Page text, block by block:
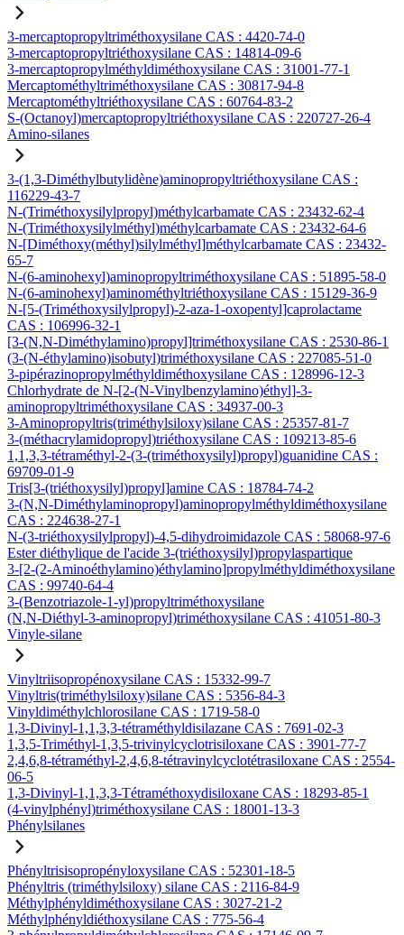
3-mercaptopropyltriméthoxysilane CAS : 4420-74-0
3-mercaptopropyltriéthoxysilane CAS : 14814-09-6
3-mercaptopropylméthyldiméthoxysilane CAS : 31001-77-1
Mercaptométhyltriméthoxysilane CAS : 30817-94-8
Mercaptométhyltriéthoxysilane CAS : 60764-83-2
S-(Octanoyl)mercaptopropyltriéthoxysilane CAS : 220727-26-4
Amino-silanes
3-(1,3-Diméthylbutylidène)aminopropyltriéthoxysilane CAS :
116229-43-7
N-(Triméthoxysilylpropyl)méthylcarbamate CAS : 23432-62-4
N-(Triméthoxysilylméthyl)méthylcarbamate CAS : 23432-64-6
N-[Diméthoxy(méthyl)silylméthyl]méthylcarbamate CAS : 23432-
65-7
N-(6-aminohexyl)aminopropyltriméthoxysilane CAS : 51895-58-0
N-(6-aminohexyl)aminométhyltriéthoxysilane CAS : 15129-36-9
N-[5-(Triméthoxysilylpropyl)-2-aza-1-oxopentyl]caprolactame
CAS : 106996-32-1
[3-(N,N-Diméthylamino)propyl]triméthoxysilane CAS : 2530-86-1
(3-(N-éthylamino)isobutyl)triméthoxysilane CAS : 227085-51-0
3-pipérazinopropylméthyldiméthoxysilane CAS : 128996-12-3
Chlorhydrate de N-[2-(N-Vinylbenzylamino)éthyl]-3-
aminopropyltriméthoxysilane CAS : 34937-00-3
3-Aminopropyltris(triméthylsiloxy)silane CAS : 25357-81-7
3-(méthacrylamidopropyl)triéthoxysilane CAS : 109213-85-6
1,1,3,3-tétraméthyl-2-(3-(triméthoxysilyl)propyl)guanidine CAS :
69709-01-9
Tris[3-(triéthoxysilyl)propyl]amine CAS : 18784-74-2
3-(N,N-Diméthylaminopropyl)aminopropylméthyldiméthoxysilane
CAS : 224638-27-1
N-(3-triéthoxysilylpropyl)-4,5-dihydroimidazole CAS : 58068-97-6
Ester diéthylique de l'acide 3-(triéthoxysilyl)propylaspartique
3-[2-(2-Aminoéthylamino)éthylamino]propylméthyldiméthoxysilane
CAS : 99740-64-4
3-(Benzotriazole-1-yl)propyltriméthoxysilane
(N,N-Diéthyl-3-aminopropyl)triméthoxysilane CAS : 41051-80-3
Vinyle-silane
Vinyltriisopropénoxysilane CAS : 15332-99-7
Vinyltris(triméthylsiloxy)silane CAS : 5356-84-3
Vinyldiméthylchlorosilane CAS : 1719-58-0
1,3-Divinyl-1,1,3,3-tétraméthyldisilazane CAS : 7691-02-3
1,3,5-Triméthyl-1,3,5-trivinylcyclotrisiloxane CAS : 3901-77-7
2,4,6,8-tétraméthyl-2,4,6,8-tétravinylcyclotétrasiloxane CAS : 2554-
06-5
1,3-Divinyl-1,1,3,3-Tétraméthoxydisiloxane CAS : 18293-85-1
(4-vinylphényl)triméthoxysilane CAS : 18001-13-3
Phénylsilanes
Phényltrisisopropényloxysilane CAS : 52301-18-5
Phényltris (triméthylsiloxy) silane CAS : 2116-84-9
Méthylphényldiméthoxysilane CAS : 3027-21-2
Méthylphényldiéthoxysilane CAS : 775-56-4